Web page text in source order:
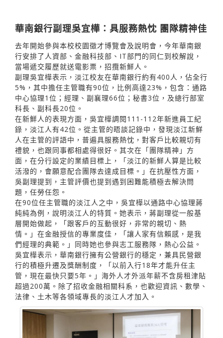
華南銀行副理吳宜樺：具服務熱忱 團隊精神佳
去年開始參與本校校園徵才博覽會及說明會，今年華南銀
行安排了人資部、金融科技部、IT部門的同仁到校解說，
當場遞交履歷就送電影票，招攬新鮮人。
副理吳宜樺表示，淡江校友在華南銀行約有400人，佔全行
5%，其中擔任主管職有90位，比例高達23%，包含：通路
中心協理1位；經理、副襄理66位；秘書3位，及總行部室
科長、副科長20位。
在新鮮人的表現方面，吳宜樺調閱111-112年新進員工紀
錄，淡江人有42位。從主管的晤談記錄中，發現淡江新鮮
人在主管的評語中，普遍具服務熱忱，對客戶比較親切有
禮貌，也跟同事都相處得很好。其次在「團隊精神」方
面，在分行設定的業績目標上，「淡江的新鮮人算是比較
活潑的，會願意配合團隊去達成目標。」在抗壓性方面，
吳副理提到，主管評價也提到遇到困難能積極去解決問
題，任勞任怨。
在90位任主管職的淡江人之中，吳宜樺以通路中心協理蔣
純純為例，說明淡江人的特質。她表示，蔣副理從一般基
層開始做起，「跟客戶的互動很好，非常的親切、熱
情。」在金融授信的專業度佳，「讓人家有信賴感，是我
們經理的典範。」同時她也參與志工服務隊，熱心公益。
吳宜樺表示，華南銀行擁有公營銀行的穩定，兼具民營銀
行的積極升遷及獎酬制度，「以前入行18年才能升任主
管，現在最快只要5年。」海外人才外派年薪不含房租津貼
超過200萬。除了招收金融相關科系，也歡迎資訊、數學、
法律、土木等各領域專長的淡江人才加入。